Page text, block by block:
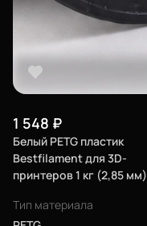
1 548 ₽
Белый PETG пластик
Bestfilament для 3D-
принтеров 1 кг (2,85 мм)
Тип материала